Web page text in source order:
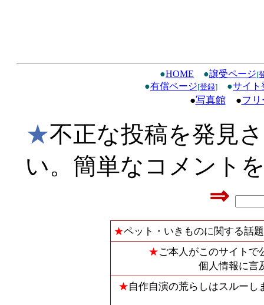
●HOME ●譲受ページ[
●有償ページ[登録] ●サイト
●写真館●フ
★不正な投稿を発見
い。簡単なコメント
⇒
★ペット・いきものに関する話
★ご本人がこのサイトで
個人情報に言
★自作自演の荒らしはスルー